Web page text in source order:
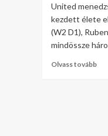
United
kezdett élete
(W2 D1),
mindössze
Olvass tovább